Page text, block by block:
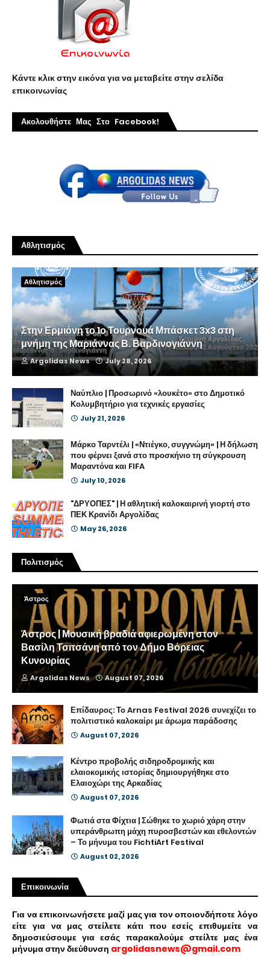
Κάντε κλικ στην εικόνα για να μεταβείτε στην σελίδα
επικοινωνίας
Ακολουθήστε Μας Στο Facebook!
Αθλητισμός
Αθλητισμός
Στην Ερμιόνη το 1ο Τουρνουά Μπάσκετ 3x3 στη
μνήμη της Μαριάννας Β. Βαρδινογιάννη
Argolidas News July 28, 2026
Ναύπλιο | Προσωρινό «λουκέτο» στο Δημοτικό
Κολυμβητήριο για τεχνικές εργασίες
July 21, 2026
Μάρκο Ταρντέλι | «Ντιέγκο, συγγνώμη» | Η δήλωση
που φέρνει ξανά στο προσκήνιο τη σύγκρουση
Μαραντόνα και FIFA
July 10, 2026
"ΔΡΥΟΠΕΣ" | Η αθλητική καλοκαιρινή γιορτή στο
ΠΕΚ Κρανίδι Αργολίδας
May 26, 2026
Πολιτισμός
Άστρος
Άστρος | Μουσική βραδιά αφιερωμένη στον
Βασίλη Τσιτσάνη από τον Δήμο Βόρειας
Κυνουρίας
Argolidas News August 07, 2026
Επίδαυρος: Το Arnas Festival 2026 συνεχίζει το
πολιτιστικό καλοκαίρι με άρωμα παράδοσης
August 07, 2026
Κέντρο προβολής σιδηροδρομικής και
ελαιοκομικής ιστορίας δημιουργήθηκε στο
Ελαιοχώρι της Αρκαδίας
August 07, 2026
Φωτιά στα Φίχτια | Σώθηκε το χωριό χάρη στην
υπεράνθρωπη μάχη πυροσβεστών και εθελοντών
– Το μήνυμα του FichtiArt Festival
August 02, 2026
Επικοινωνία
Για να επικοινωνήσετε μαζί μας για τον οποιονδήποτε λόγο
είτε για να μας στείλετε κάτι που εσείς επιθυμείτε να
δημοσιεύσουμε για εσάς παρακαλούμε στείλτε μας ένα
μήνυμα στην διεύθυνση argolidasnews@gmail.com